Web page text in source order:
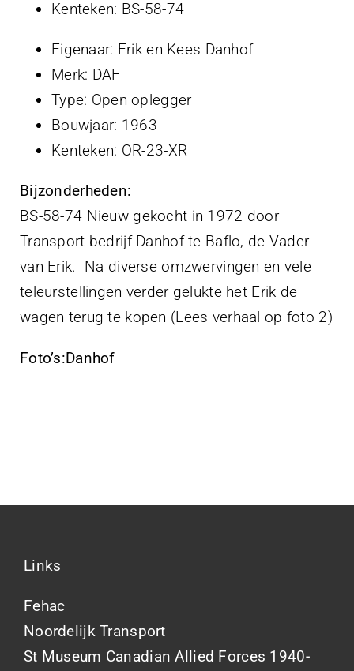
Kenteken: BS-58-74
Eigenaar: Erik en Kees Danhof
Merk: DAF
Type: Open oplegger
Bouwjaar: 1963
Kenteken: OR-23-XR
Bijzonderheden:
BS-58-74 Nieuw gekocht in 1972 door
Transport bedrijf Danhof te Baflo, de Vader
van Erik. Na diverse omzwervingen en vele
teleurstellingen verder gelukte het Erik de
wagen terug te kopen (Lees verhaal op foto 2)
Foto’s:Danhof
Links
Fehac
Noordelijk Transport
St Museum Canadian Allied Forces 1940-